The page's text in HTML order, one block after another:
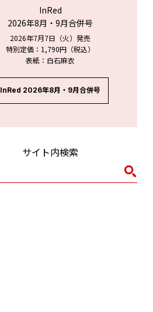
InRed
2026年8月・9月合併号
2026年7月7日（火）発売
特別定価：1,790円（税込）
表紙：白石麻衣
InRed 2026年8月・9月合併号
サイト内検索